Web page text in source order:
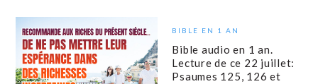
BIBLE EN 1 AN
Bible audio en 1 an.
Lecture de ce 22 juillet:
Psaumes 125, 126 et